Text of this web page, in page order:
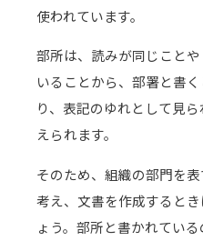
使われています。
部所は、読みが同じこと
いることから、部署と書
り、表記のゆれとして見
えられます。
そのため、組織の部門を
考え、文書を作成すると
ょう。部所と書かれてい